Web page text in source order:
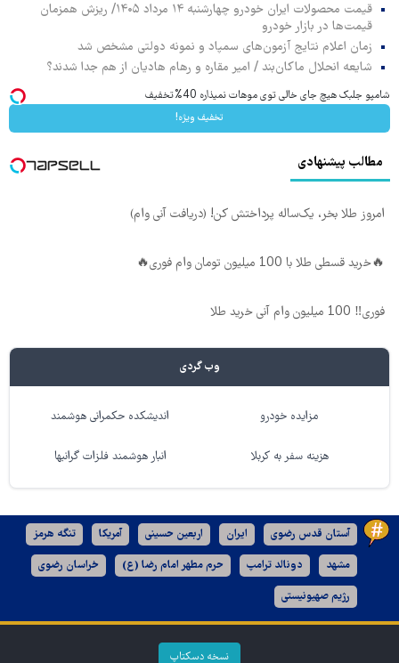
قیمت محصولات ایران خودرو چهارشنبه ۱۴ مرداد ۱۴۰۵/ ریزش همزمان
قیمت‌ها در بازار خودرو
زمان اعلام نتایج آزمون‌های سمپاد و نمونه دولتی مشخص شد
شایعه انحلال ماکان‌بند / امیر مقاره و رهام هادیان از هم جدا شدند؟
شامپو جلبک هیچ جای خالی توی موهات نمیذاره 40%تخفیف
تخفیف ویژه!
مطالب پیشنهادی
امروز طلا بخر، یک‌ساله پرداختش کن! (دریافت آنی وام)
🔥خرید قسطی طلا با 100 میلیون تومان وام فوری🔥
فوری‼️ 100 میلیون وام آنی خرید طلا
وب گردی
مزایده خودرو اندیشکده حکمرانی هوشمند
هزینه سفر به کربلا انبار هوشمند فلزات گرانبها
آستان قدس رضوی ایران اربعین حسینی آمریکا تنگه هرمز
مشهد دونالد ترامپ حرم مطهر امام رضا (ع) خراسان رضوی
رژیم صهیونیستی
نسخه دسکتاپ